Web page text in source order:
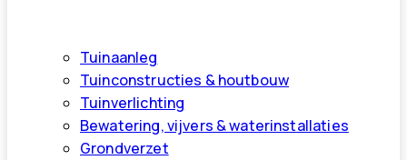
Tuinaanleg
Tuinconstructies & houtbouw
Tuinverlichting
Bewatering, vijvers & waterinstallaties
Grondverzet